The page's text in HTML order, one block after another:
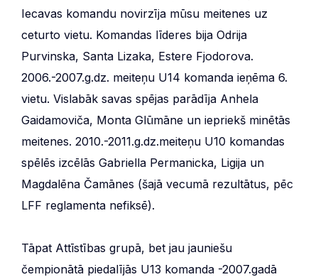
Iecavas komandu novirzīja mūsu meitenes uz
ceturto vietu. Komandas līderes bija Odrija
Purvinska, Santa Lizaka, Estere Fjodorova.
2006.-2007.g.dz. meiteņu U14 komanda ieņēma 6.
vietu. Vislabāk savas spējas parādīja Anhela
Gaidamoviča, Monta Glūmāne un iepriekš minētās
meitenes. 2010.-2011.g.dz.meiteņu U10 komandas
spēlēs izcēlās Gabriella Permanicka, Ligija un
Magdalēna Čamānes (šajā vecumā rezultātus, pēc
LFF reglamenta nefiksē).
Tāpat Attīstības grupā, bet jau jauniešu
čempionātā piedalījās U13 komanda -2007.gadā